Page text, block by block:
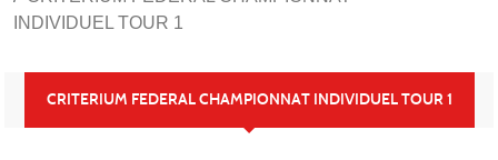
INDIVIDUEL TOUR 1
CRITERIUM FEDERAL CHAMPIONNAT INDIVIDUEL TOUR 1